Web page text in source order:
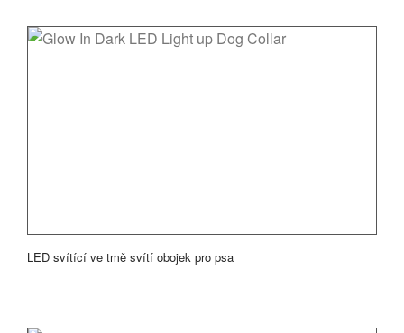
LED svítící ve tmě svítí obojek pro psa